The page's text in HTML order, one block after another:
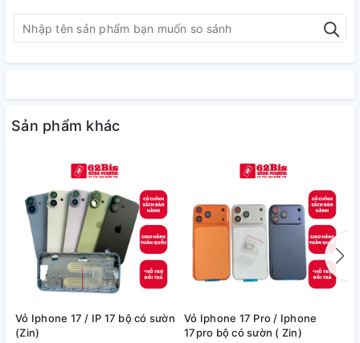
Sản phẩm khác
Vỏ Iphone 17 / IP 17 bộ có sườn
(Zin)
Vỏ Iphone 17 Pro / Iphone
17pro bộ có sườn ( Zin)